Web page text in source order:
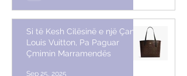
Si të Kesh Cilësinë e një Çante
Louis Vuitton, Pa Paguar
Çmimin Marramendës
Sep 25, 2025